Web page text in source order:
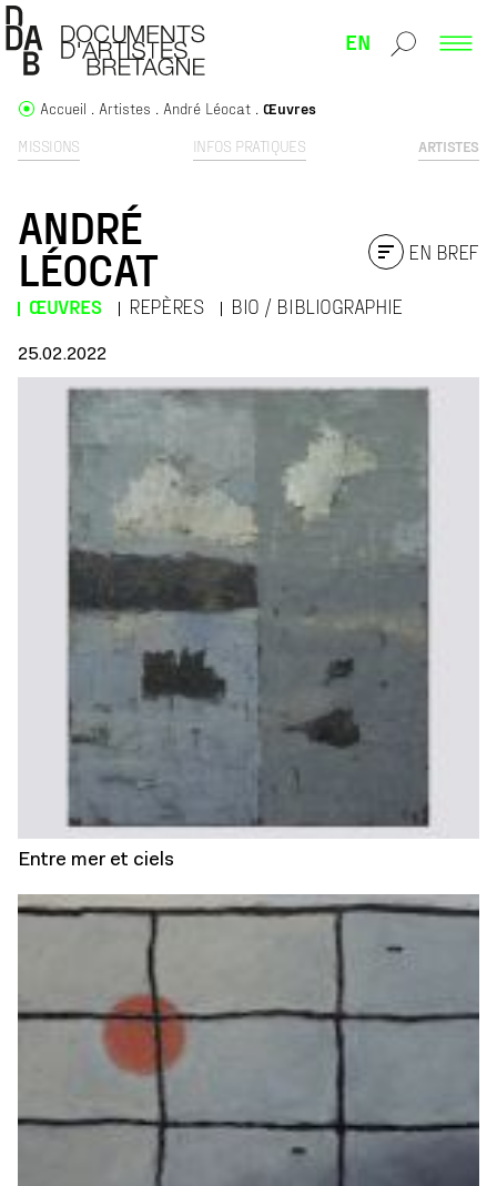
EN
MISSIONS INFOS PRATIQUES ARTISTES
Accueil Artistes André Léocat Œuvres
ANDRÉ
LÉOCAT
ŒUVRES REPÈRES BIO / BIBLIOGRAPHIE
EN BREF
25.02.2022
Entre mer et ciels